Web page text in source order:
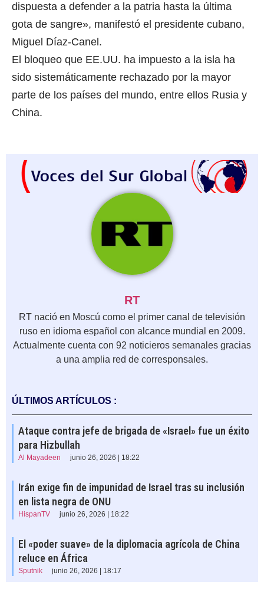
dispuesta a defender a la patria hasta la última
gota de sangre», manifestó el presidente cubano,
Miguel Díaz-Canel.
El bloqueo que EE.UU. ha impuesto a la isla ha
sido sistemáticamente rechazado por la mayor
parte de los países del mundo, entre ellos Rusia y
China.
RT
RT nació en Moscú como el primer canal de televisión
ruso en idioma español con alcance mundial en 2009.
Actualmente cuenta con 92 noticieros semanales gracias
a una amplia red de corresponsales.
ÚLTIMOS ARTÍCULOS :
Ataque contra jefe de brigada de «Israel» fue un éxito
para Hizbullah
Al Mayadeen junio 26, 2026 | 18:22
Irán exige fin de impunidad de Israel tras su inclusión
en lista negra de ONU
HispanTV junio 26, 2026 | 18:22
El «poder suave» de la diplomacia agrícola de China
reluce en África
Sputnik junio 26, 2026 | 18:17